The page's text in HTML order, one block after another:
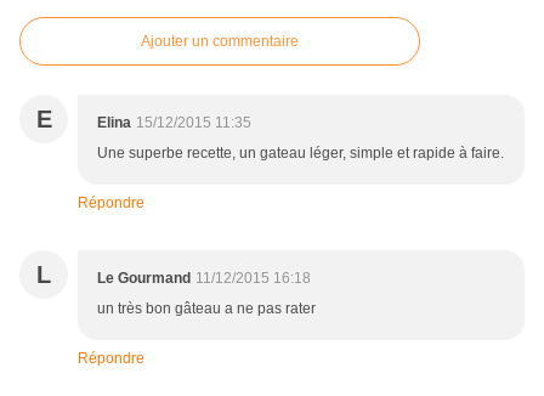
Ajouter un commentaire
E Elina 15/12/2015 11:35
Une superbe recette, un gateau léger, simple et rapide à faire.
Répondre
L Le Gourmand 11/12/2015 16:18
un très bon gâteau a ne pas rater
Répondre